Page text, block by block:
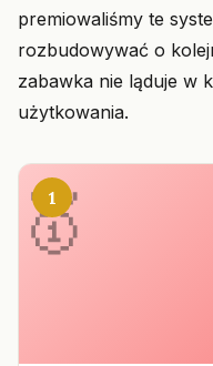
premiowaliśmy te
rozbudowywać o
zabawka nie ląduje w
użytkowania.
1